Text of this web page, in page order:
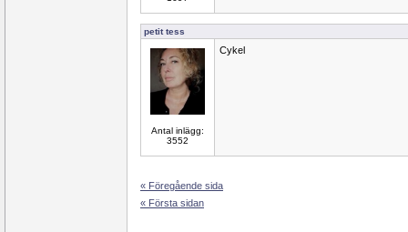
petit tess
Antal inlägg:
3552
Cykel
« Föregående sida
« Första sidan